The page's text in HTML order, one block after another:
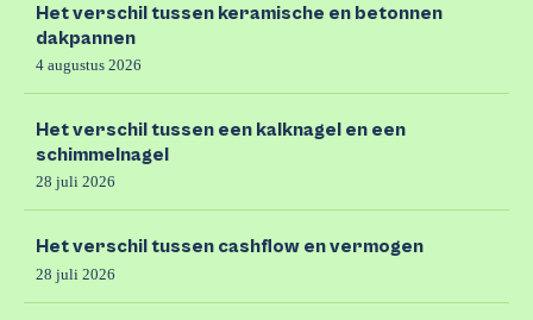
Het verschil tussen keramische en betonnen
dakpannen
4 augustus 2026
Het verschil tussen een kalknagel en een
schimmelnagel
28 juli 2026
Het verschil tussen cashflow en vermogen
28 juli 2026